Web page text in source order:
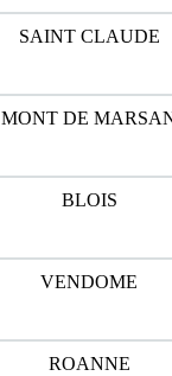
SAINT CLAUDE
MONT DE
BLOIS
VENDOME
ROANNE